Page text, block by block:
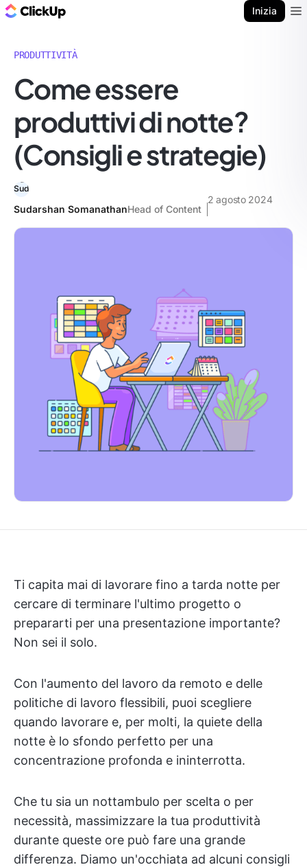
Inizia
PRODUTTIVITÀ
Come essere
produttivi di notte?
(Consigli e strategie)
Sudarshan SomanathanHead of Content
2 agosto 2024
Ti capita mai di lavorare fino a tarda notte per
cercare di terminare l'ultimo progetto o
prepararti per una presentazione importante?
Non sei il solo.
Con l'aumento del lavoro da remoto e delle
politiche di lavoro flessibili, puoi scegliere
quando lavorare e, per molti, la quiete della
notte è lo sfondo perfetto per una
concentrazione profonda e ininterrotta.
Che tu sia un nottambulo per scelta o per
necessità, massimizzare la tua produttività
durante queste ore può fare una grande
differenza. Diamo un'occhiata ad alcuni consigli